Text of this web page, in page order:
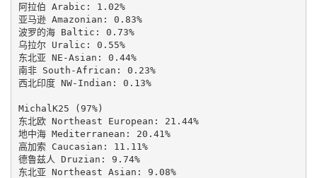
阿拉伯 Arabic: 1.02%
亚马逊 Amazonian: 0.83%
波罗的海 Baltic: 0.73%
乌拉尔 Uralic: 0.55%
东北亚 NE-Asian: 0.44%
南非 South-African: 0.23%
西北印度 NW-Indian: 0.13%
MichalK25 (97%)
东北欧 Northeast European: 21.44%
地中海 Mediterranean: 20.41%
高加索 Caucasian: 11.11%
德鲁兹人 Druzian: 9.74%
东北亚 Northeast Asian: 9.08%